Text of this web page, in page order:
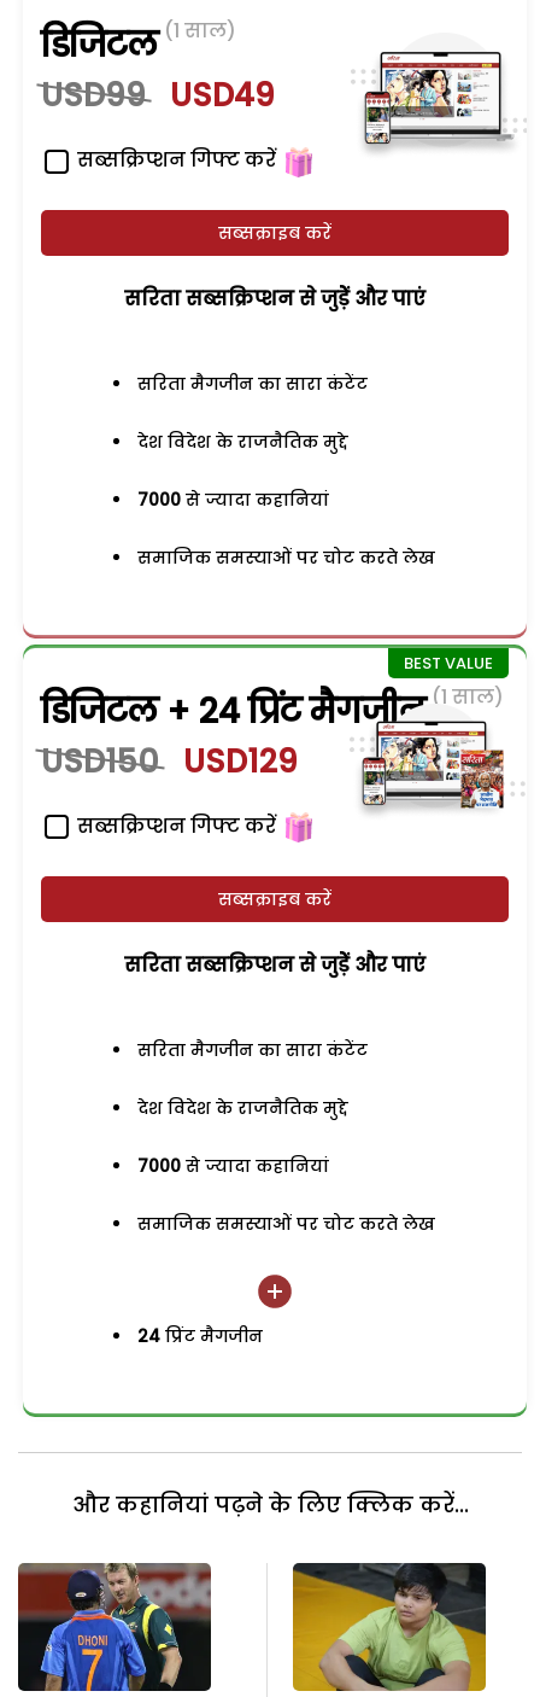
डिजिटल (1 साल)
USD99 USD49
सब्सक्रिप्शन गिफ्ट करें
सब्सक्राइब करें
सरिता सब्सक्रिप्शन से जुड़ेें और पाएं
सरिता मैगजीन का सारा कंटेंट
देश विदेश के राजनैतिक मुद्दे
7000 से ज्यादा कहानियां
समाजिक समस्याओं पर चोट करते लेख
डिजिटल + 24 प्रिंट मैगजीन (1 साल)
USD150 USD129
सब्सक्रिप्शन गिफ्ट करें
सब्सक्राइब करें
सरिता सब्सक्रिप्शन से जुड़ेें और पाएं
सरिता मैगजीन का सारा कंटेंट
देश विदेश के राजनैतिक मुद्दे
7000 से ज्यादा कहानियां
समाजिक समस्याओं पर चोट करते लेख
24 प्रिंट मैगजीन
और कहानियां पढ़ने के लिए क्लिक करें...